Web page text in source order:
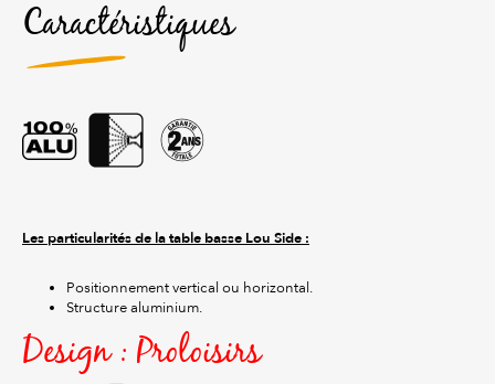
Caractéristiques
Les particularités de la table basse Lou Side :
Positionnement vertical ou horizontal.
Structure aluminium.
Design : Proloisirs